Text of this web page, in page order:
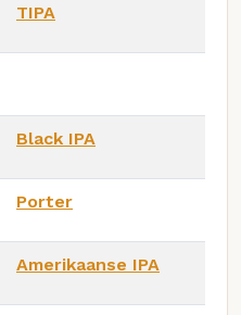
TIPA
Black IPA
Porter
Amerikaanse IPA